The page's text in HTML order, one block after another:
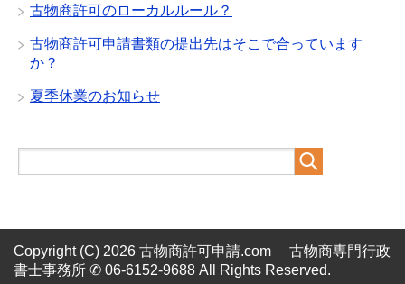
古物商許可のローカルルール？
古物商許可申請書類の提出先はそこで合っています
か？
夏季休業のお知らせ
Copyright (C) 2026 古物商許可申請.com 古物商専門行政
書士事務所 ✆ 06-6152-9688 All Rights Reserved.